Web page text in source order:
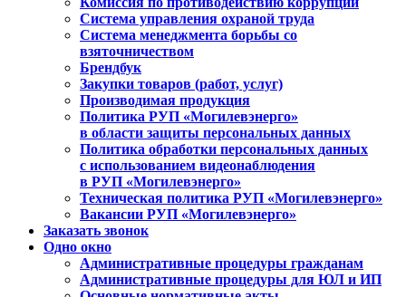
Система управления охраной труда
Система менеджмента борьбы со
взяточничеством
Брендбук
Закупки товаров (работ, услуг)
Производимая продукция
Политика РУП «Могилевэнерго»
в области защиты персональных данных
Политика обработки персональных данных
с использованием видеонаблюдения
в РУП «Могилевэнерго»
Техническая политика РУП «Могилевэнерго»
Вакансии РУП «Могилевэнерго»
Заказать звонок
Одно окно
Административные процедуры гражданам
Административные процедуры для ЮЛ и ИП